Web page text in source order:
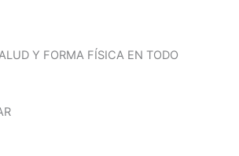
Y FORMA FÍSICA EN TODO